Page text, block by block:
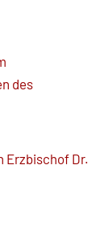
des
Erzbischof Dr.